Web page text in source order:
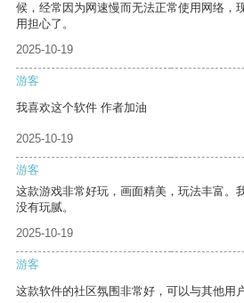
候，经常因为网速慢而无法正常使用网络，
用担心了。
2025-10-19
游客
我喜欢这个软件 作者加油
2025-10-19
游客
这款游戏非常好玩，画面精美，玩法丰富。
没有玩腻。
2025-10-19
游客
这款软件的社区氛围非常好，可以与其他用